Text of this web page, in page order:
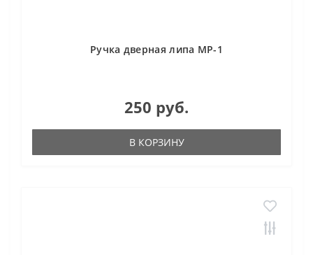
Ручка дверная липа МР-1
250 руб.
В КОРЗИНУ